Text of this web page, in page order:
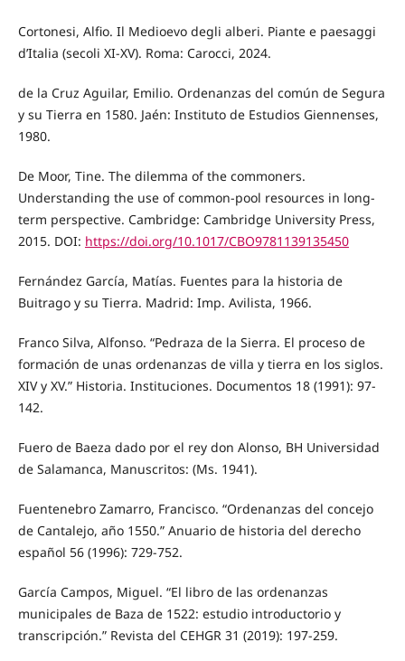
Cortonesi, Alfio. Il Medioevo degli alberi. Piante e paesaggi
d’Italia (secoli XI-XV). Roma: Carocci, 2024.
de la Cruz Aguilar, Emilio. Ordenanzas del común de Segura
y su Tierra en 1580. Jaén: Instituto de Estudios Giennenses,
1980.
De Moor, Tine. The dilemma of the commoners.
Understanding the use of common-pool resources in long-
term perspective. Cambridge: Cambridge University Press,
2015. DOI: https://doi.org/10.1017/CBO9781139135450
Fernández García, Matías. Fuentes para la historia de
Buitrago y su Tierra. Madrid: Imp. Avilista, 1966.
Franco Silva, Alfonso. “Pedraza de la Sierra. El proceso de
formación de unas ordenanzas de villa y tierra en los siglos.
XIV y XV.” Historia. Instituciones. Documentos 18 (1991): 97-
142.
Fuero de Baeza dado por el rey don Alonso, BH Universidad
de Salamanca, Manuscritos: (Ms. 1941).
Fuentenebro Zamarro, Francisco. “Ordenanzas del concejo
de Cantalejo, año 1550.” Anuario de historia del derecho
español 56 (1996): 729-752.
García Campos, Miguel. “El libro de las ordenanzas
municipales de Baza de 1522: estudio introductorio y
transcripción.” Revista del CEHGR 31 (2019): 197-259.